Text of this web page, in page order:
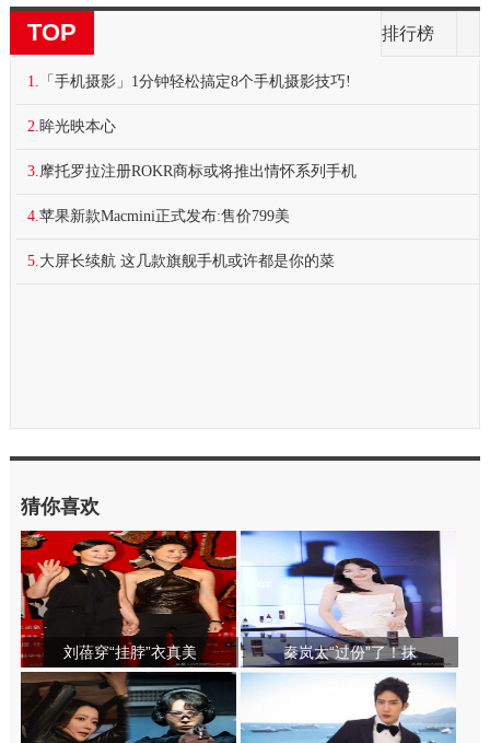
TOP 排行榜
1. 「手机摄影」1分钟轻松搞定8个手机摄影技巧!
2. 眸光映本心
3. 摩托罗拉注册ROKR商标或将推出情怀系列手机
4. 苹果新款Macmini正式发布:售价799美
5. 大屏长续航 这几款旗舰手机或许都是你的菜
猜你喜欢
刘蓓穿“挂脖”衣真美 秦岚太“过份”了！抹